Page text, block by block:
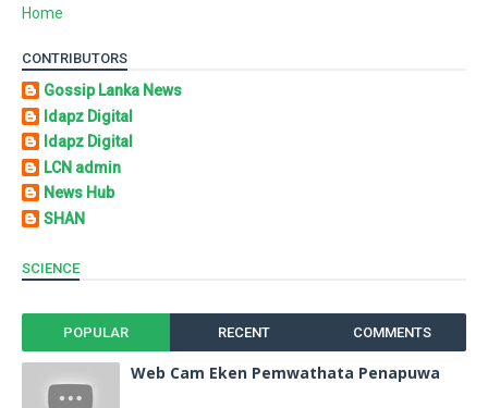
Home
CONTRIBUTORS
Gossip Lanka News
Idapz Digital
Idapz Digital
LCN admin
News Hub
SHAN
SCIENCE
POPULAR RECENT COMMENTS
Web Cam Eken Pemwathata Penapuwa